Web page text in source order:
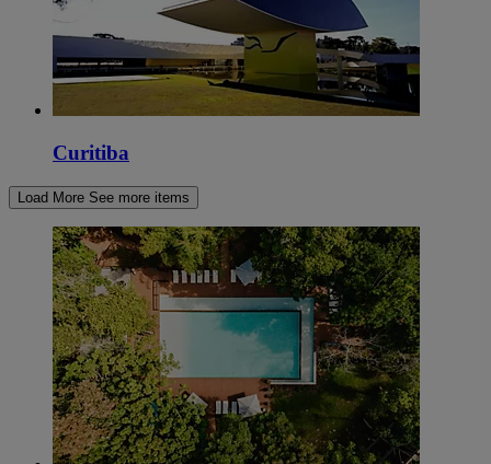
Curitiba
Load More See more items